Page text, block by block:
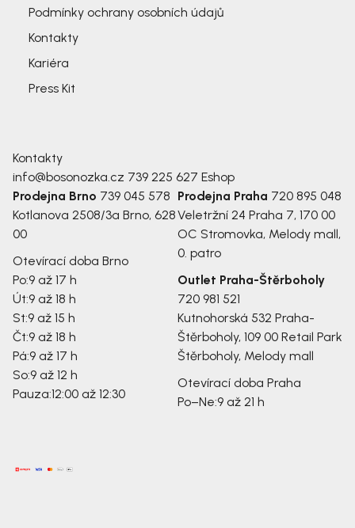
Podmínky ochrany osobních údajů
Kontakty
Kariéra
Press Kit
Kontakty
info@bosonozka.cz 739 225 627 Eshop
Prodejna Brno 739 045 578
Kotlanova 2508/3a Brno, 628
00
Otevírací doba Brno
Po:9 až 17 h
Út:9 až 18 h
St:9 až 15 h
Čt:9 až 18 h
Pá:9 až 17 h
So:9 až 12 h
Pauza:12:00 až 12:30
Prodejna Praha 720 895 048
Veletržní 24 Praha 7, 170 00
OC Stromovka, Melody mall,
0. patro
Outlet Praha-Štěrboholy
720 981 521
Kutnohorská 532 Praha-
Štěrboholy, 109 00 Retail Park
Štěrboholy, Melody mall
Otevírací doba Praha
Po–Ne:9 až 21 h